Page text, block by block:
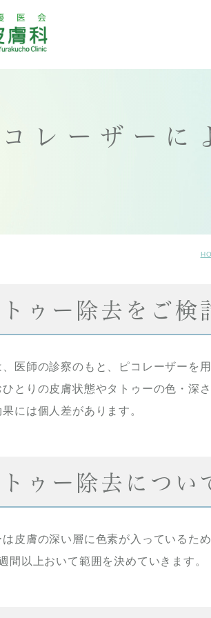
レーザーに
トゥー除去をご検
、医師の診察のもと、ピコレーザーを
ひとりの皮膚状態やタトゥーの色・深
には個人差があります。
トゥー除去につい
は皮膚の深い層に色素が入っているた
間以上おいて範囲を決めていきます。